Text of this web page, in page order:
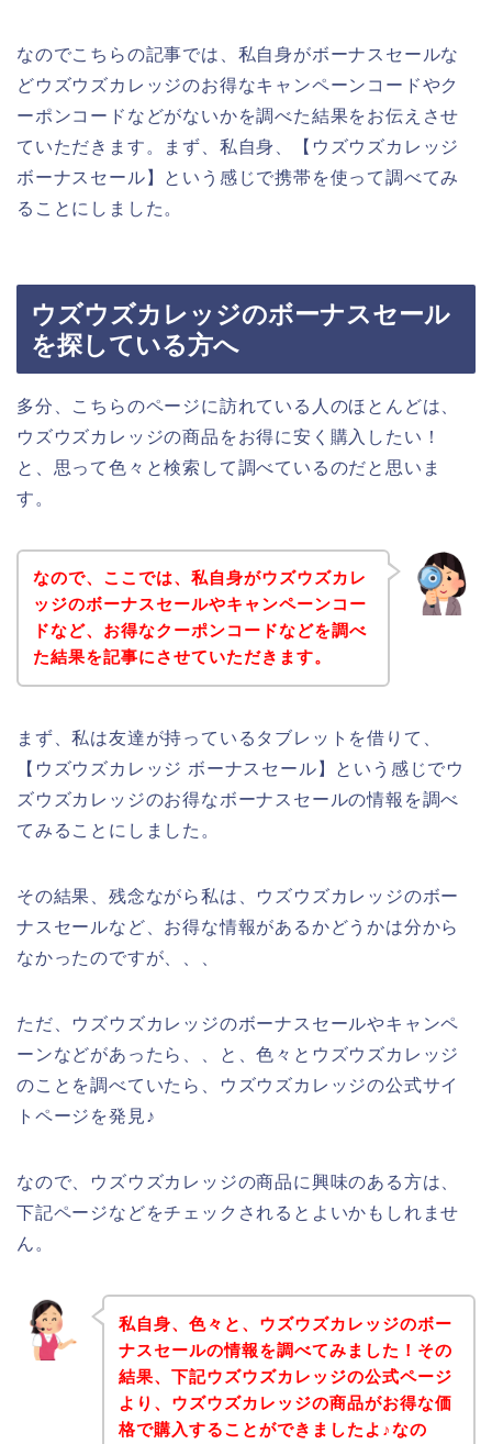
なのでこちらの記事では、私自身がボーナスセールな
どウズウズカレッジのお得なキャンペーンコードやク
ーポンコードなどがないかを調べた結果をお伝えさせ
ていただきます。まず、私自身、【ウズウズカレッジ
ボーナスセール】という感じで携帯を使って調べてみ
ることにしました。
ウズウズカレッジのボーナスセール
を探している方へ
多分、こちらのページに訪れている人のほとんどは、
ウズウズカレッジの商品をお得に安く購入したい！
と、思って色々と検索して調べているのだと思いま
す。
なので、ここでは、私自身がウズウズカレ
ッジのボーナスセールやキャンペーンコー
ドなど、お得なクーポンコードなどを調べ
た結果を記事にさせていただきます。
まず、私は友達が持っているタブレットを借りて、
【ウズウズカレッジ ボーナスセール】という感じでウ
ズウズカレッジのお得なボーナスセールの情報を調べ
てみることにしました。
その結果、残念ながら私は、ウズウズカレッジのボー
ナスセールなど、お得な情報があるかどうかは分から
なかったのですが、、、
ただ、ウズウズカレッジのボーナスセールやキャンペ
ーンなどがあったら、、と、色々とウズウズカレッジ
のことを調べていたら、ウズウズカレッジの公式サイ
トページを発見♪
なので、ウズウズカレッジの商品に興味のある方は、
下記ページなどをチェックされるとよいかもしれませ
ん。
私自身、色々と、ウズウズカレッジのボー
ナスセールの情報を調べてみました！その
結果、下記ウズウズカレッジの公式ページ
より、ウズウズカレッジの商品がお得な価
格で購入することができましたよ♪なの